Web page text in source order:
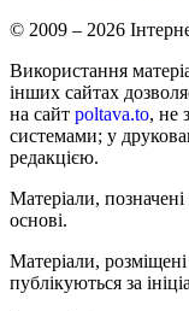
© 2009 – 2026
Використання
інших сайтах
на сайт poltava.to, не
системами; у
редакцією.
Матеріали,
основі.
Матеріали,
публікуються за